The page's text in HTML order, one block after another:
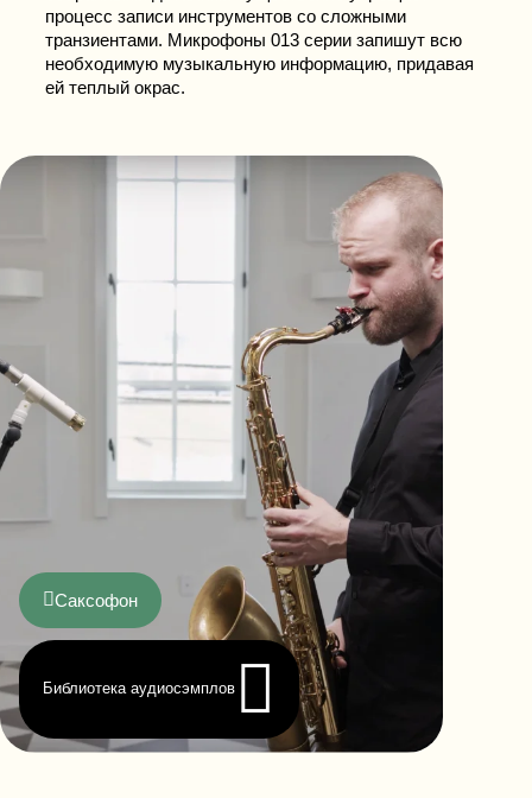
процесс записи инструментов со сложными
транзиентами. Микрофоны 013 серии запишут всю
необходимую музыкальную информацию, придавая
ей теплый окрас.
Саксофон
Библиотека аудиосэмплов